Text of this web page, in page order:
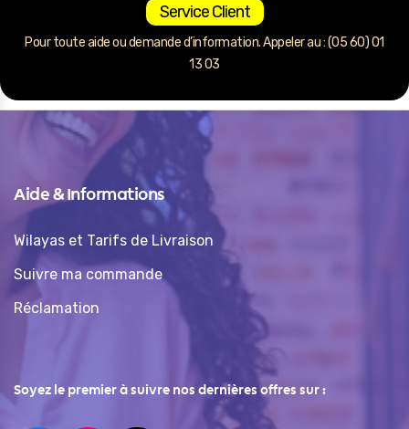
Service Client
Pour toute aide ou demande d’information. Appeler au : (05 60) 01
13 03
Aide & Informations
Wilayas et Tarifs de Livraison
Suivre ma commande
Réclamation
Soyez le premier à suivre nos dernières offres sur :